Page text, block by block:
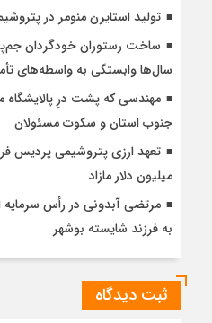
تولید استایرن منومر در
سال‌ها وابستگی به واسطه‌های
مهندسی که پشت درِ
جنوب استان و سکوت مسئولان
تعهد ارزی پتروشیمی پردیس
میلیون دلار مازاد
مرتضی آبدونی در رأس سرمایه
به فرزند شایسته بوشهر
ثبت دیدگاه